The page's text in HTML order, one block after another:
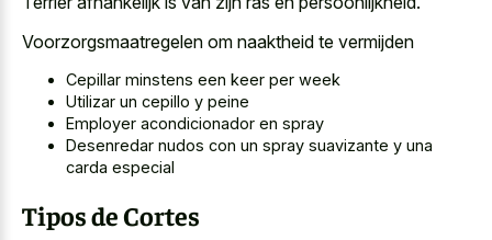
Voorzorgsmaatregelen om naaktheid te vermijden
Cepillar minstens een keer per week
Utilizar un cepillo y peine
Employer acondicionador en spray
Desenredar nudos con un spray suavizante y una
carda especial
Tipos de Cortes